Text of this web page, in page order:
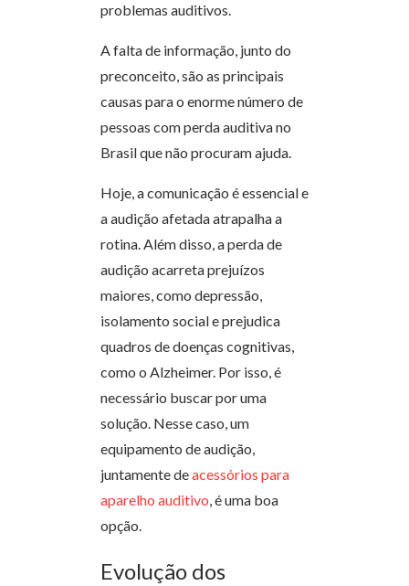
problemas auditivos.
A falta de informação, junto do
preconceito, são as principais
causas para o enorme número de
pessoas com perda auditiva no
Brasil que não procuram ajuda.
Hoje, a comunicação é essencial e
a audição afetada atrapalha a
rotina. Além disso, a perda de
audição acarreta prejuízos
maiores, como depressão,
isolamento social e prejudica
quadros de doenças cognitivas,
como o Alzheimer. Por isso, é
necessário buscar por uma
solução. Nesse caso, um
equipamento de audição,
juntamente deacessórios para
aparelho auditivo, é uma boa
opção.
Evolução dos